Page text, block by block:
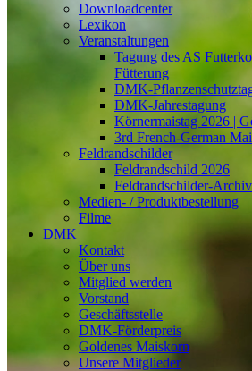
Downloadcenter
Lexikon
Veranstaltungen
Tagung des AS
Fütterung
DMK-
DMK-Jahrestagung
Körnermaistag 2026 |
3rd French-German
Feldrandschilder
Feldrandschild 2026
Feldrandschilder-Archiv
Medien- / Produktbestellung
Filme
DMK
Kontakt
Über uns
Mitglied werden
Vorstand
Geschäftsstelle
DMK-Förderpreis
Goldenes Maiskorn
Unsere Mitglieder